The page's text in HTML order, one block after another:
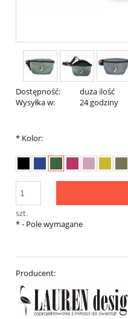
Dostępność:
duża ilość
Wysyłka w:
24 godziny
* Kolor:
szt.
*- Pole wymagane
Producent: